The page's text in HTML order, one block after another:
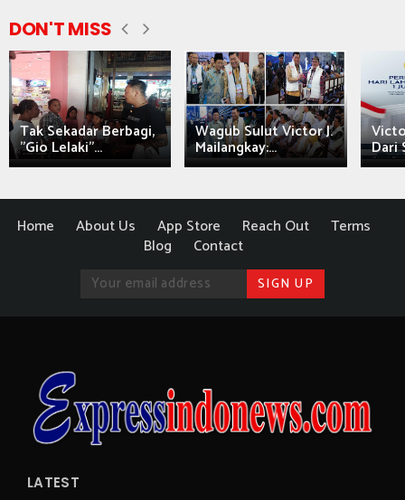
DON'T MISS
Tak Sekadar Berbagi,
"Gio Lelaki"...
Wagub Sulut Victor J.
Mailangkay:... Dari
Home About Us App Store Reach Out
Terms
Blog
Contact
LATEST